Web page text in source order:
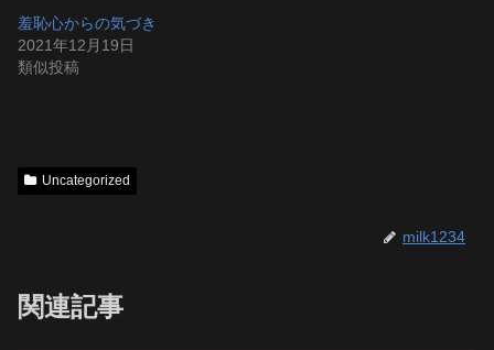
羞恥心からの気づき
2021年12月19日
類似投稿
Uncategorized
milk1234
関連記事